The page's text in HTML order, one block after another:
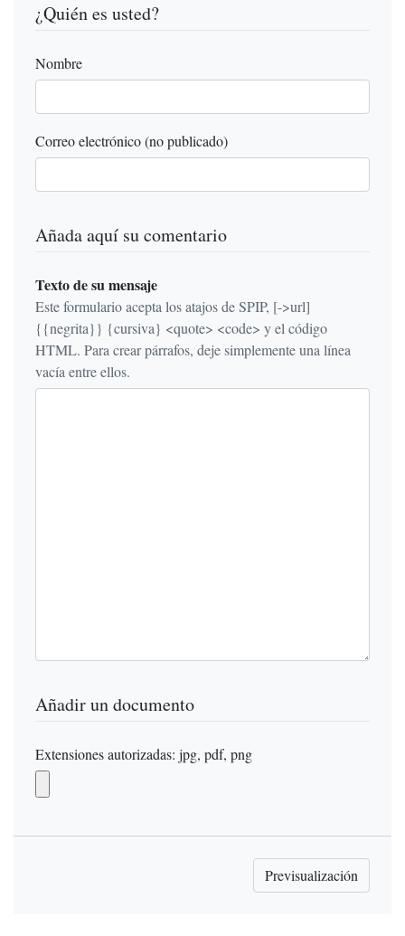
¿Quién es usted?
Nombre
Correo electrónico (no publicado)
Añada aquí su comentario
Texto de su mensaje
Este formulario acepta los atajos de SPIP, [->url]
{{negrita}} {cursiva} <quote> <code> y el código
HTML. Para crear párrafos, deje simplemente una línea
vacía entre ellos.
Añadir un documento
Extensiones autorizadas: jpg, pdf, png